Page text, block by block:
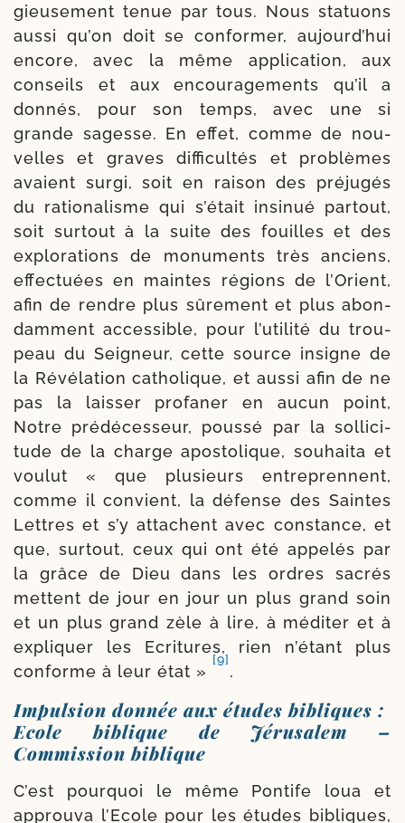
gieu­se­ment tenue par tous. Nous sta­tuons
aus­si qu’on doit se confor­mer, aujourd’hui
encore, avec la même appli­ca­tion, aux
conseils et aux encou­ra­ge­ments qu’il a
don­nés, pour son temps, avec une si
grande sagesse. En effet, comme de nou­
velles et graves dif­fi­cul­tés et pro­blèmes
avaient sur­gi, soit en rai­son des pré­ju­gés
du ratio­na­lisme qui s’était insi­nué par­tout,
soit sur­tout à la suite des fouilles et des
explo­ra­tions de monu­ments très anciens,
effec­tuées en maintes régions de l’Orient,
afin de rendre plus sûre­ment et plus abon­
dam­ment acces­sible, pour l’utilité du trou­
peau du Seigneur, cette source insigne de
la Révélation catho­lique, et aus­si afin de ne
pas la lais­ser pro­fa­ner en aucun point,
Notre pré­dé­ces­seur, pous­sé par la sol­li­ci­
tude de la charge apos­to­lique, sou­hai­ta et
vou­lut « que plu­sieurs entre­prennent,
comme il convient, la défense des Saintes
Lettres et s’y attachent avec cons­tance, et
que, sur­tout, ceux qui ont été appe­lés par
la grâce de Dieu dans les ordres sacrés
mettent de jour en jour un plus grand soin
et un plus grand zèle à lire, à médi­ter et à
expli­quer les Ecritures, rien n’étant plus
conforme à leur état »
[9]
.
Impulsion donnée aux études bibliques :
Ecole biblique de Jérusalem –
Commission biblique
C’est pour­quoi le même Pontife loua et
approu­va l’Ecole pour les études bibliques,